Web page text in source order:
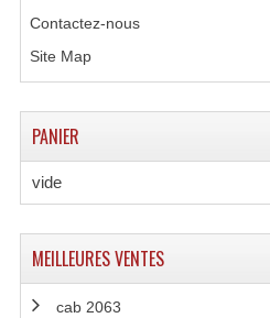
Contactez-nous
Site Map
PANIER
vide
MEILLEURES VENTES
cab 2063